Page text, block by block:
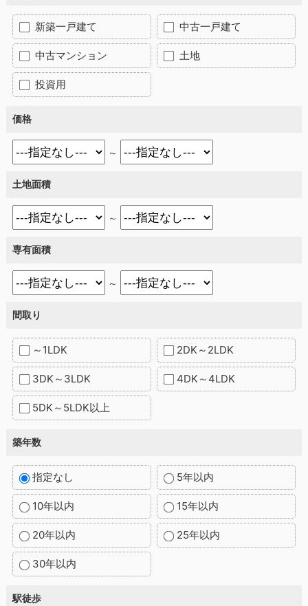
新築一戸建て 中古一戸建て
中古マンション 土地
投資用
価格
～
土地面積
～
専有面積
～
間取り
～1LDK 2DK～2LDK
3DK～3LDK 4DK～4LDK
5DK～5LDK以上
築年数
指定なし 5年以内
10年以内 15年以内
20年以内 25年以内
30年以内
駅徒歩